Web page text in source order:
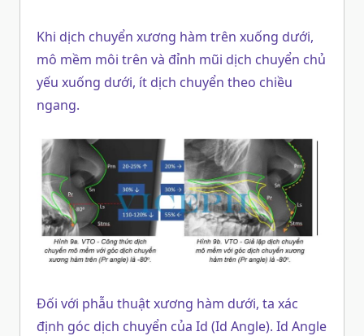
Khi dịch chuyển xương hàm trên xuống dưới,
mô mềm môi trên và đỉnh mũi dịch chuyển chủ
yếu xuống dưới, ít dịch chuyển theo chiều
ngang.
Đối với phẫu thuật xương hàm dưới, ta xác
định góc dịch chuyển của Id (Id Angle). Id Angle